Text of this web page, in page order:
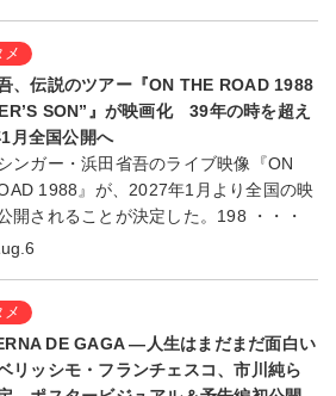
メ
、伝説のツアー『ON THE ROAD 1988
SON”』が映画化 39年の時を超え
月全国公開へ
ンガー・浜田省吾のライブ映像『ON
1988』が、2027年1月より全国の映
開されることが決定した。198 ・・・
メ
DE GAGA ―人生はまだまだ面白い
ッシモ・フランチェスコ、市川純ら